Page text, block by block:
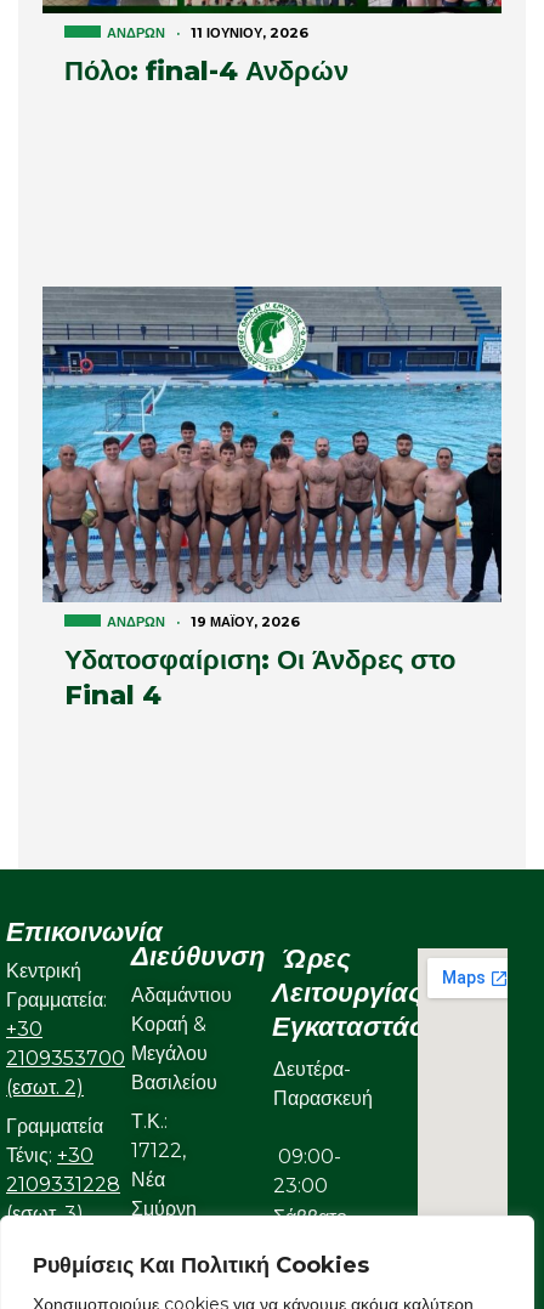
Ρυθμίσεις Και Πολιτική Cookies
Χρησιμοποιούμε cookies για να κάνουμε ακόμα καλύτερη
ΑΝΔΡΏΝ · 11 ΙΟΥΝΊΟΥ, 2026
Πόλο: final-4 Ανδρών
ΑΝΔΡΏΝ · 19 ΜΑΪ́ΟΥ, 2026
Υδατοσφαίριση: Οι Άνδρες στο
Final 4
Επικοινωνία
Κεντρική
Γραμματεία:
+30
2109353700
(εσωτ. 2)
Γραμματεία
Τένις: +30
2109331228
(εσωτ. 3)
Γραμματεία
Κολυμβητικού:
Διεύθυνση
Αδαμάντιου
Κοραή &
Μεγάλου
Βασιλείου
Τ.Κ.:
17122,
Νέα
Σμύρνη
Ώρες
Λειτουργίας
Εγκαταστάσεων
Δευτέρα-
Παρασκευή
09:00-
23:00
Σάββατο
09:00-